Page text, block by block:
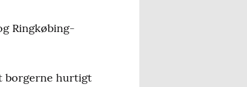
Ringkøbing-
borgerne hurtigt